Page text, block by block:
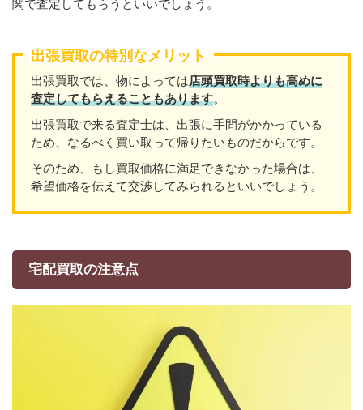
関で査定してもらうといいでしょう。
出張買取の特別なメリット
出張買取では、物によっては店頭買取時よりも高めに
査定してもらえることもあります。
出張買取で来る査定士は、出張に手間がかかっている
ため、なるべく買い取って帰りたいものだからです。
そのため、もし買取価格に満足できなかった場合は、
希望価格を伝えて交渉してみられるといいでしょう。
宅配買取の注意点